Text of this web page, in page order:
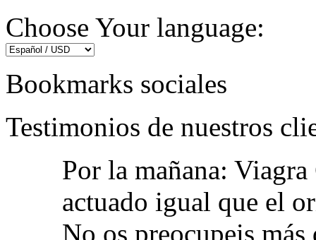
Choose Your language:
Bookmarks sociales
Testimonios de nuestros
Por la mañana:
actuado igual que el
No os preocupeis